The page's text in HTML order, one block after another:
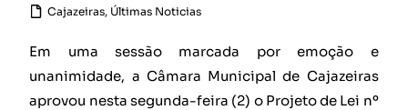
Cajazeiras, Últimas Noticias
Em uma sessão marcada por emoção e
unanimidade, a Câmara Municipal de Cajazeiras
aprovou nesta segunda-feira (2) o Projeto de Lei nº